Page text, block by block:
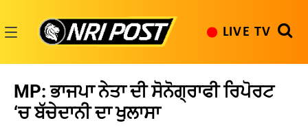
content
LIVE TV
MP: ਭਾਜਪਾ ਨੇਤਾ ਦੀ ਸੋਨੋਗ੍ਰਾਫੀ ਰਿਪੋਰਟ
‘ਚ ਬੱਚੇਦਾਨੀ ਦਾ ਖੁਲਾਸਾ